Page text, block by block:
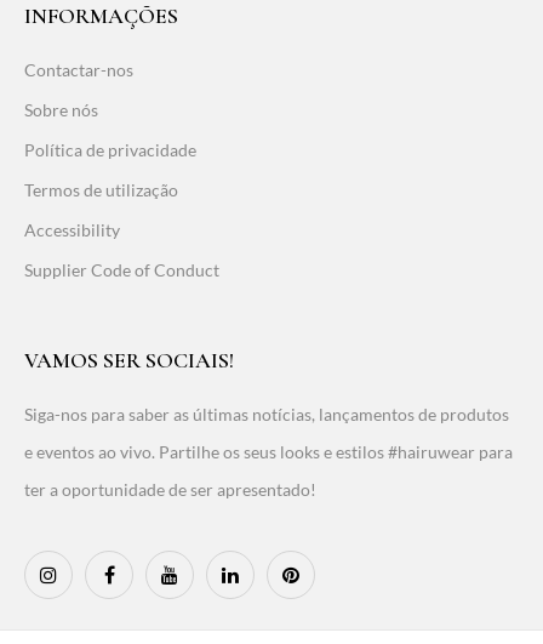
INFORMAÇÕES
Contactar-nos
Sobre nós
Política de privacidade
Termos de utilização
Accessibility
Supplier Code of Conduct
VAMOS SER SOCIAIS!
Siga-nos para saber as últimas notícias, lançamentos de produtos
e eventos ao vivo. Partilhe os seus looks e estilos #hairuwear para
ter a oportunidade de ser apresentado!